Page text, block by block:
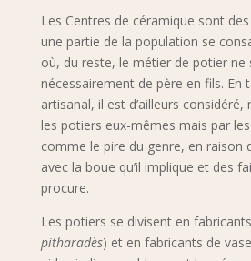
Les Centres de céramique sont
une partie de la population se
où, du reste, le métier de potier ne
nécessairement de père en fils. En
artisanal, il est d’ailleurs
les potiers eux-mêmes mais par
comme le pire du genre, en raison
avec la boue qu’il implique et des
procure.
Les potiers se divisent en
pitharadès) et en fabricants de